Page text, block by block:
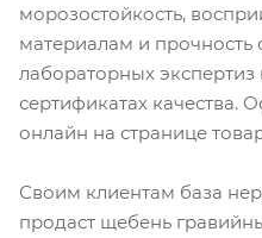
морозостойкость,
материалам и прочность
лабораторных экспертиз
сертификатах качества.
онлайн на странице
Своим клиентам база
продаст щебень